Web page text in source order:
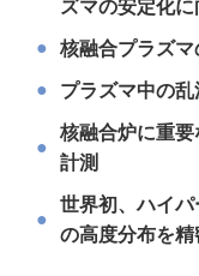
ズマの安定化
●
核融合プラズ
●
プラズマ中の
●
核融合炉に重
計測
●
世界初、ハイ
の高度分布を精